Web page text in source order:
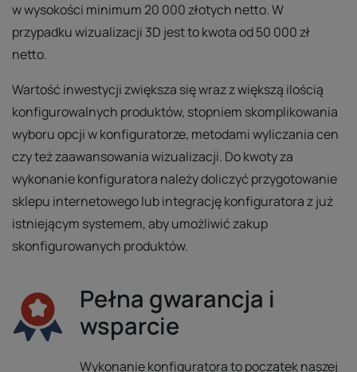
w wysokości minimum 20 000 złotych netto. W
przypadku wizualizacji 3D jest to kwota od 50 000 zł
netto.
Wartość inwestycji zwiększa się wraz z większą ilością
konfigurowalnych produktów, stopniem skomplikowania
wyboru opcji w konfiguratorze, metodami wyliczania cen
czy też zaawansowania wizualizacji. Do kwoty za
wykonanie konfiguratora należy doliczyć przygotowanie
sklepu internetowego lub integrację konfiguratora z już
istniejącym systemem, aby umożliwić zakup
skonfigurowanych produktów.
Pełna gwarancja i
wsparcie
Wykonanie konfiguratora to początek naszej